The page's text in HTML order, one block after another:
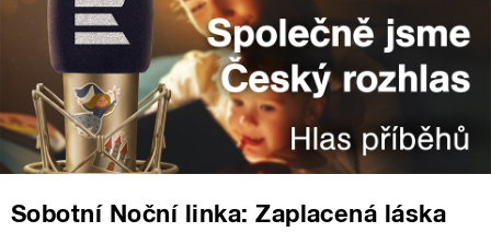
Sobotní Noční linka: Zaplacená láska